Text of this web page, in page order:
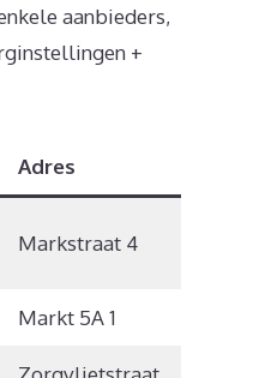
aanbieders,
+
Adres
Markstraat 4
Markt 5A 1